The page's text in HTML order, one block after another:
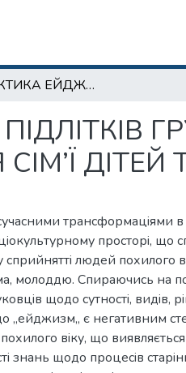
ПРОФIЛАКТИКА ЕЙДЖИЗМУ СЕРЕД ПIДЛIТКIВ ГРУПИ РИЗИКУ В ЦЕНТРАХ СОЦIАЛЬНИХ СЛУЖБ ДЛЯ СIМ’Ї ДIТЕЙ ТА МОЛОДI
ДIТЕЙ
трансформацiями
просторi, що
людей похилого
молоддю. Спираючись на
щодо сутностi, видiв,
„ейджизм„ є негативним
вiку, що
знань щодо процесiв